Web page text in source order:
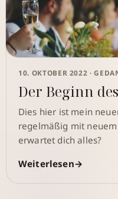
10. OKTOBER 2022 ·
Der Beginn
Dies hier ist mein
regelmäßig mit
erwartet dich alles?
Weiterlesen